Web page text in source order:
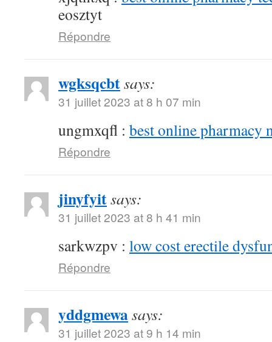
eosztyt
Répondre
wgksqcbtsays:
31 juillet 2023 at 8 h 07 min
ungmxqfl : best online pharmacy
Répondre
jinyfyitsays:
31 juillet 2023 at 8 h 41 min
sarkwzpv : low cost erectile
Répondre
yddgmewasays:
31 juillet 2023 at 9 h 14 min